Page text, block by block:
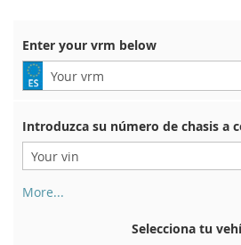
Enter your vrm below
Introduzca su número de chasis a
More...
certificado de registro. Y también en
Selecciona tu